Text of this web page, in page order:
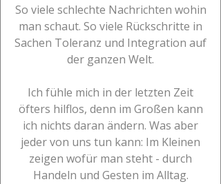
So viele schlechte Nachrichten wohin
man schaut. So viele Rückschritte in
Sachen Toleranz und Integration auf
der ganzen Welt.
Ich fühle mich in der letzten Zeit
öfters hilflos, denn im Großen kann
ich nichts daran ändern. Was aber
jeder von uns tun kann: Im Kleinen
zeigen wofür man steht - durch
Handeln und Gesten im Alltag.